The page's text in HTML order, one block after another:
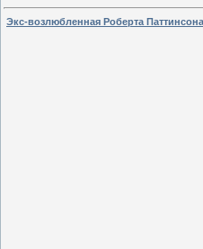
Экс-возлюбленная Роберта